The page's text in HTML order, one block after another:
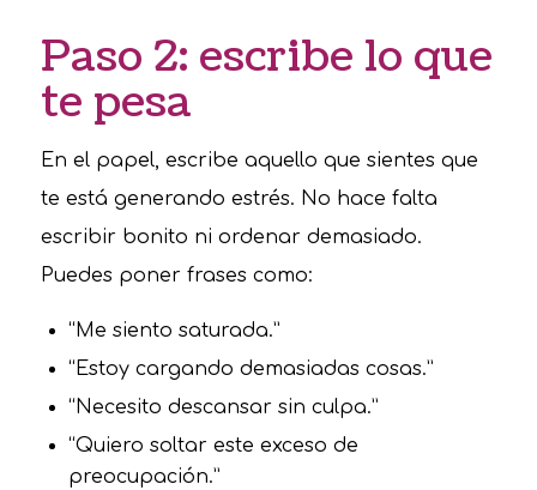
Paso 2: escribe lo que
te pesa
En el papel, escribe aquello que sientes que
te está generando estrés. No hace falta
escribir bonito ni ordenar demasiado.
Puedes poner frases como:
“Me siento saturada.”
“Estoy cargando demasiadas cosas.”
“Necesito descansar sin culpa.”
“Quiero soltar este exceso de
preocupación.”